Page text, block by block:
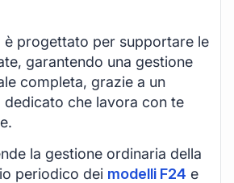
è progettato per supportare le
garantendo una gestione
completa, grazie a un
dedicato che lavora con te
la gestione ordinaria della
periodico dei modelli F24 e